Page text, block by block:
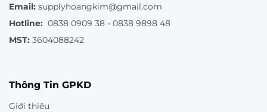
Email: supplyhoangkim@gmail.com
Hotline: 0838 0909 38 - 0838 9898 48
MST: 3604088242
Thông Tin GPKD
Giới thiệu